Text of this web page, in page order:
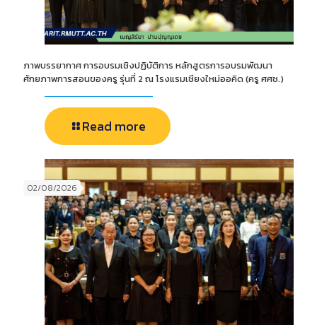
ภาพบรรยากาศ การอบรมเชิงปฏิบัติการ หลักสูตรการอบรมพัฒนา
ศักยภาพการสอนของครู รุ่นที่ 2 ณ โรงแรมเชียงใหม่ออคิด (ครู ศศช.)
Read more
02/08/2026